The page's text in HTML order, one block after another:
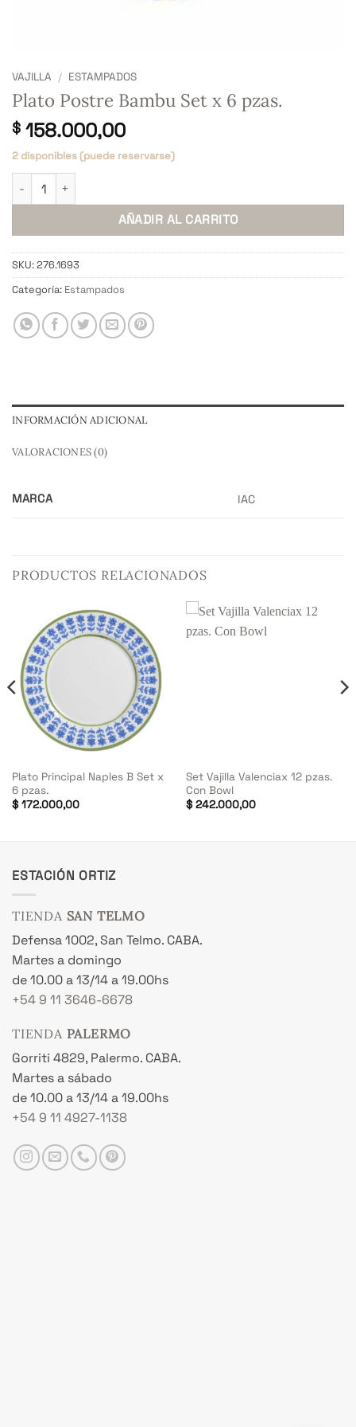
VAJILLA / ESTAMPADOS
Plato Postre Bambu Set x 6 pzas.
$ 158.000,00
2 disponibles (puede reservarse)
Plato Postre Bambu Set x 6 pzas. cantidad
AÑADIR AL CARRITO
SKU:276.1693
Categoría: Estampados
INFORMACIÓN ADICIONAL
VALORACIONES (0)
MARCA IAC
PRODUCTOS RELACIONADOS
Plato Principal Naples B Set x
6 pzas.
$172.000,00
Set Vajilla Valenciax 12 pzas.
Con Bowl
$242.000,00
ESTACIÓN ORTIZ
TIENDA SAN TELMO
Defensa 1002, San Telmo. CABA.
Martes a domingo
de 10.00 a 13/14 a 19.00hs
+54 9 11 3646-6678
TIENDA PALERMO
Gorriti 4829, Palermo. CABA.
Martes a sábado
de 10.00 a 13/14 a 19.00hs
+54 9 11 4927-1138